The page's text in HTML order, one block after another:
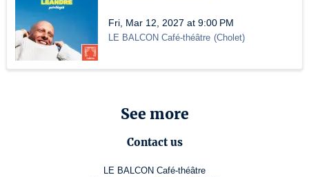
Fri, Mar 12, 2027 at 9:00 PM
LE BALCON Café-théâtre (Cholet)
See more
Contact us
LE BALCON Café-théâtre